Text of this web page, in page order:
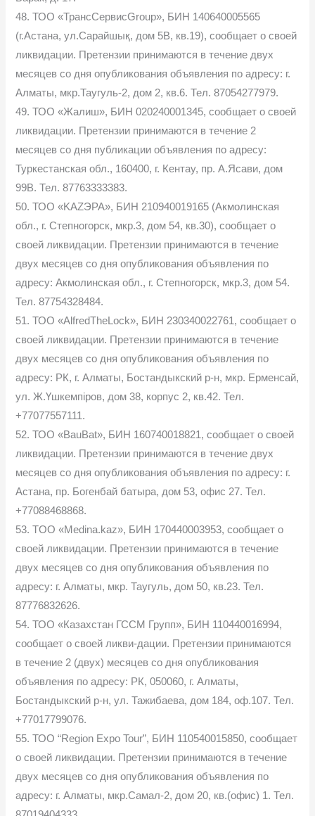
48. ТОО «ТрансСервисGroup», БИН 140640005565
(г.Астана, ул.Сарайшық, дом 5В, кв.19), сообщает о своей
ликвидации. Претензии принимаются в течение двух
месяцев со дня опубликования объявления по адресу: г.
Алматы, мкр.Таугуль-2, дом 2, кв.6. Тел. 87054277979.
49. ТОО «Жалиш», БИН 020240001345, сообщает о своей
ликвидации. Претензии принимаются в течение 2
месяцев со дня публикации объявления по адресу:
Туркестанская обл., 160400, г. Кентау, пр. А.Ясави, дом
99В. Тел. 87763333383.
50. ТОО «KAZЭРА», БИН 210940019165 (Акмолинская
обл., г. Степногорск, мкр.3, дом 54, кв.30), сообщает о
своей ликвидации. Претензии принимаются в течение
двух месяцев со дня опубликования объявления по
адресу: Акмолинская обл., г. Степногорск, мкр.3, дом 54.
Тел. 87754328484.
51. ТОО «AlfredTheLock», БИН 230340022761, сообщает о
своей ликвидации. Претензии принимаются в течение
двух месяцев со дня опубликования объявления по
адресу: РК, г. Алматы, Бостандыкский р-н, мкр. Ерменсай,
ул. Ж.Үшкемпіров, дом 38, корпус 2, кв.42. Тел.
+77077557111.
52. ТОО «BauBat», БИН 160740018821, сообщает о своей
ликвидации. Претензии принимаются в течение двух
месяцев со дня опубликования объявления по адресу: г.
Астана, пр. Богенбай батыра, дом 53, офис 27. Тел.
+77088468868.
53. TOO «Medina.kaz», БИН 170440003953, сообщает о
своей ликвидации. Претензии принимаются в течение
двух месяцев со дня опубликования объявления по
адресу: г. Алматы, мкр. Таугуль, дом 50, кв.23. Тел.
87776832626.
54. ТОО «Казахстан ГССМ Групп», БИН 110440016994,
сообщает о своей ликви-дации. Претензии принимаются
в течение 2 (двух) месяцев со дня опубликования
объявления по адресу: РК, 050060, г. Алматы,
Бостандыкский р-н, ул. Тажибаева, дом 184, оф.107. Тел.
+77017799076.
55. ТОО “Region Expo Tour”, БИН 110540015850, сообщает
о своей ликвидации. Претензии принимаются в течение
двух месяцев со дня опубликования объявления по
адресу: г. Алматы, мкр.Самал-2, дом 20, кв.(офис) 1. Тел.